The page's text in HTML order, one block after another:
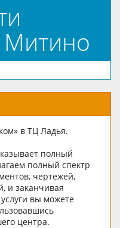
Митино
в ТЦ Ладья.
полный
полный спектр
чертежей,
и заканчивая
вы можете
центра.